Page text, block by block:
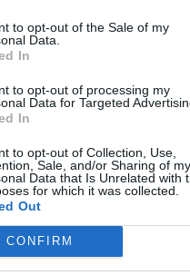
to opt-out of the Sale of my
Data.
In
to opt-out of processing my
Data for Targeted
In
to opt-out of Collection, Use,
Sale, and/or Sharing of my
Data that Is Unrelated with
for which it was collected.
Out
CONFIRM